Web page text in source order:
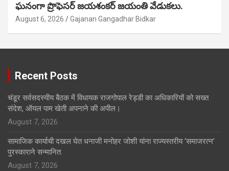
ఘనంగా ప్రొఫెసర్ జయశంకర్ జయంతి వేడుకలు.
August 6, 2026 Gajanan Gangadhar Bidkar
Recent Posts
चंडूर सर्वसदस्यीय बैठक में विधायक राजगोपाल रेड्डी का अधिकारियों को सख्त
संदेश, ऑयल पाम खेती अपनाने की अपील।
August 7, 2026
सामाजिक कार्याची दखल घेत धनाजी मनोहर जोशी यांना राज्यस्तरीय ‘समाजरत्न’
पुरस्काराने सन्मानित.
August 7, 2026